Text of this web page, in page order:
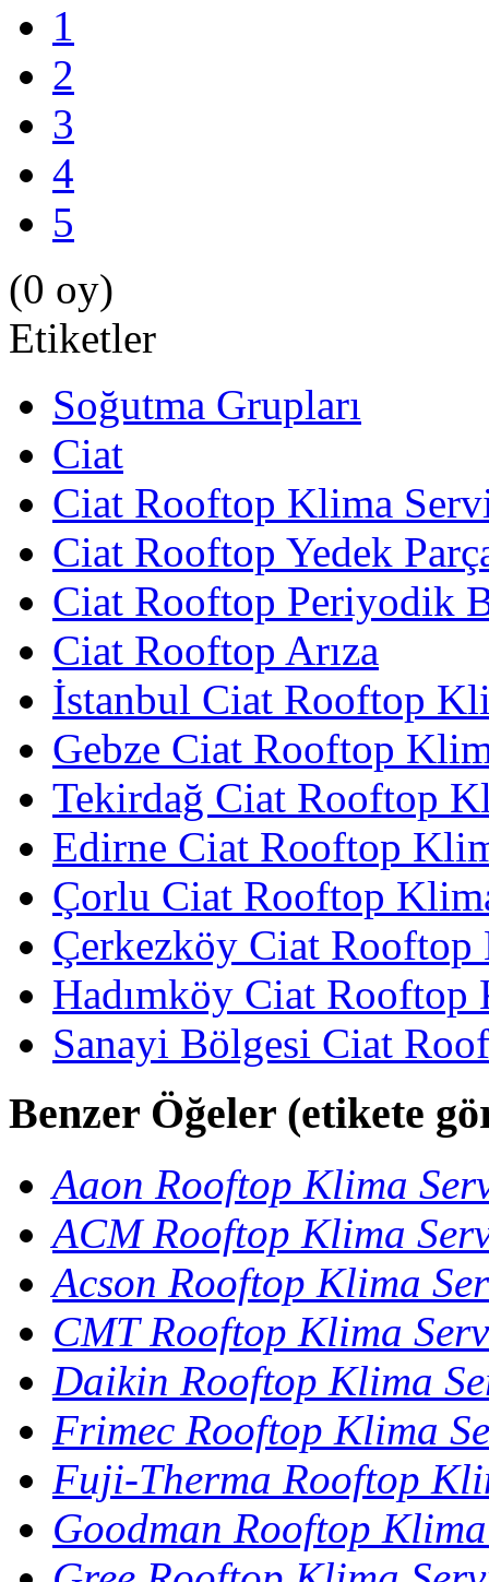
1
2
3
4
5
(0 oy)
Etiketler
Soğutma Grupları
Ciat
Ciat Rooftop Klima
Ciat Rooftop Yedek
Ciat Rooftop Periyodik
Ciat Rooftop Arıza
İstanbul Ciat Rooftop
Gebze Ciat Rooftop
Tekirdağ Ciat Rooftop
Edirne Ciat Rooftop
Çorlu Ciat Rooftop
Çerkezköy Ciat
Hadımköy Ciat Rooftop
Sanayi Bölgesi Ciat
Benzer Öğeler (etikete
Aaon Rooftop Klima
ACM Rooftop Klima
Acson Rooftop Klima
CMT Rooftop Klima
Daikin Rooftop Klima
Frimec Rooftop Klima
Fuji-Therma Rooftop
Goodman Rooftop